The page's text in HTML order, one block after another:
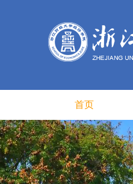
首页